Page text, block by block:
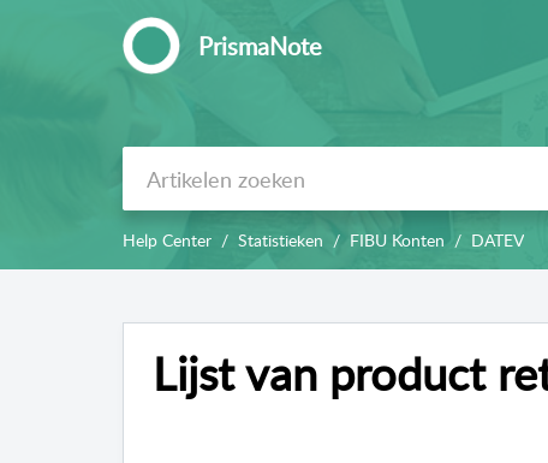
PrismaNote
Help Center Statistieken FIBU Konten DATEV
Lijst van product